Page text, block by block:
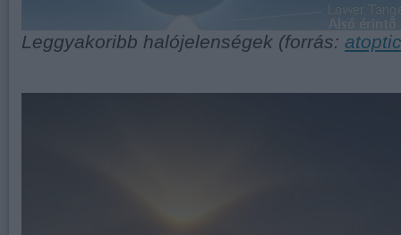
Leggyakoribb halójelenségek (forrás: